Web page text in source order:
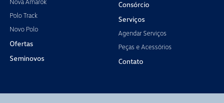
Polo Track
Novo Polo
Ofertas
Seminovos
Consórcio
Serviços
Agendar Serviços
Peças e Acessórios
Contato